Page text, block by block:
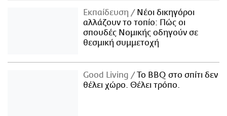
Εκπαίδευση
Νέοι δικηγόροι
αλλάζουν το τοπίο: Πώς οι
σπουδές Νομικής οδηγούν σε
θεσμική συμμετοχή
Good Living
Το BBQ στο σπίτι δεν
θέλει χώρο. Θέλει τρόπο.